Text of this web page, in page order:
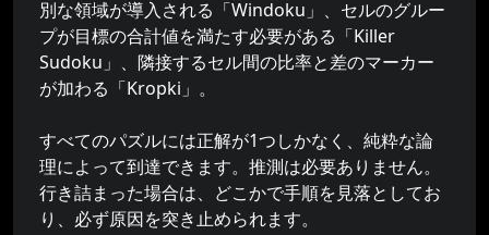
別な領域が導入される「Windoku」、セルのグルー
プが目標の合計値を満たす必要がある「Killer
Sudoku」、隣接するセル間の比率と差のマーカー
が加わる「Kropki」。
すべてのパズルには正解が1つしかなく、純粋な論
理によって到達できます。推測は必要ありません。
行き詰まった場合は、どこかで手順を見落としてお
り、必ず原因を突き止められます。